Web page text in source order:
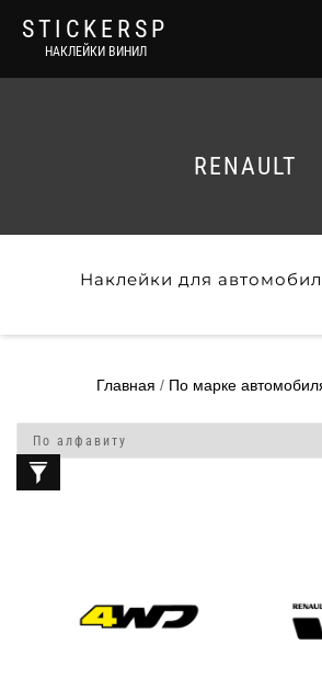
STICKERSP
НАКЛЕЙКИ ВИНИЛ
RENAULT
Наклейки для
Главная / По марке